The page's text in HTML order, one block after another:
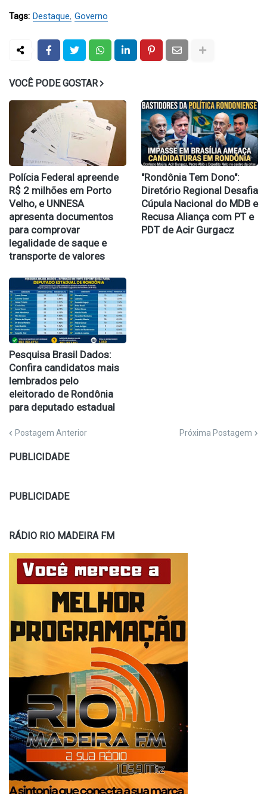
Tags: Destaque Governo
VOCÊ PODE GOSTAR
Polícia Federal apreende
R$ 2 milhões em Porto
Velho, e UNNESA
apresenta documentos
para comprovar
legalidade de saque e
transporte de valores
​"Rondônia Tem Dono":
Diretório Regional Desafia
Cúpula Nacional do MDB e
Recusa Aliança com PT e
PDT de Acir Gurgacz
Pesquisa Brasil Dados:
Confira candidatos mais
lembrados pelo
eleitorado de Rondônia
para deputado estadual
Postagem Anterior Próxima Postagem
PUBLICIDADE
PUBLICIDADE
RÁDIO RIO MADEIRA FM